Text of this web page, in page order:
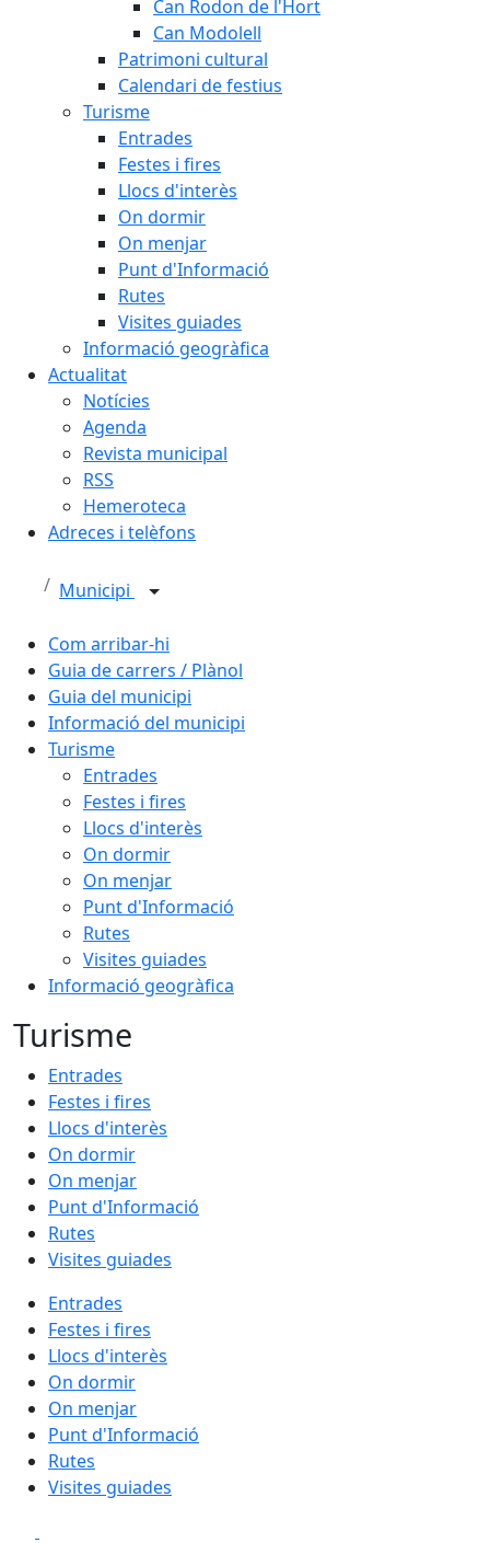
Can Rodon de l'Hort
Can Modolell
Patrimoni cultural
Calendari de festius
Turisme
Entrades
Festes i fires
Llocs d'interès
On dormir
On menjar
Punt d'Informació
Rutes
Visites guiades
Informació geogràfica
Actualitat
Notícies
Agenda
Revista municipal
RSS
Hemeroteca
Adreces i telèfons
Municipi
Com arribar-hi
Guia de carrers / Plànol
Guia del municipi
Informació del municipi
Turisme
Entrades
Festes i fires
Llocs d'interès
On dormir
On menjar
Punt d'Informació
Rutes
Visites guiades
Informació geogràfica
Turisme
Entrades
Festes i fires
Llocs d'interès
On dormir
On menjar
Punt d'Informació
Rutes
Visites guiades
Entrades
Festes i fires
Llocs d'interès
On dormir
On menjar
Punt d'Informació
Rutes
Visites guiades